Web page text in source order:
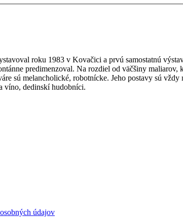
roku 1983 v Kovačici a prvú samostatnú
predimenzoval. Na rozdiel od väčšiny
sú melancholické, robotnícke. Jeho postavy sú
víno, dedinskí hudobníci.
údajov